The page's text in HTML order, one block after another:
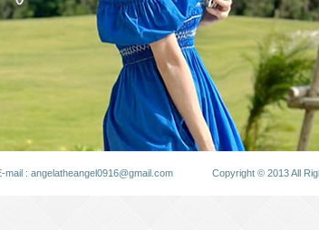
mail : angelatheangel0916@gmail.com Copyright © 2013 All